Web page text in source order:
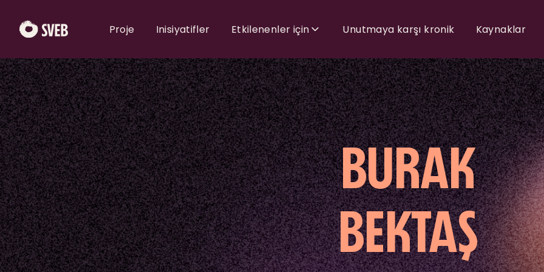
Proje Inisiyatifler Etkilenenler için Unutmaya karşı kronik Kaynaklar
BURAK
BEKTAŞ